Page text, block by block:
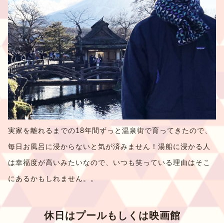
実家を離れるまでの18年間ずっと温泉街で育ってきたので、
毎日お風呂に浸からないと気が済みません！湯船に浸かる人
は幸福度が高いみたいなので、いつも笑っている理由はそこ
にあるかもしれません。。
休日はプールもしくは映画館